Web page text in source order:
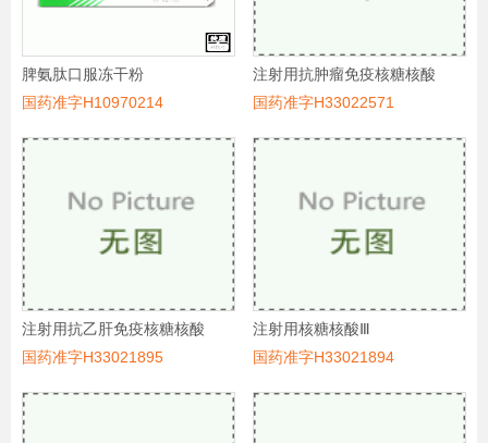
脾氨肽口服冻干粉
国药准字H10970214
注射用抗肿瘤免疫核糖核酸
国药准字H33022571
注射用抗乙肝免疫核糖核酸
国药准字H33021895
注射用核糖核酸Ⅲ
国药准字H33021894